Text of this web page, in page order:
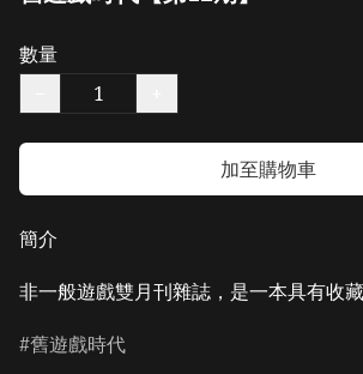
數量
加至購物車
簡介
非一般遊戲雙月刊雜誌，是一本具有收藏
舊遊戲時代